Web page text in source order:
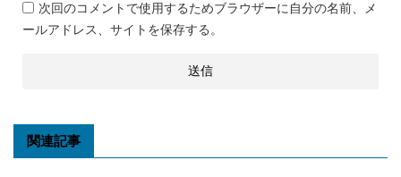
次回のコメントで使用するためブラウザーに自分の名前、メ
ールアドレス、サイトを保存する。
関連記事